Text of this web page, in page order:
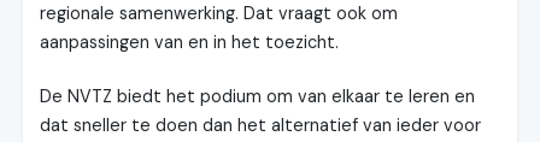
regionale samenwerking. Dat vraagt ook om
aanpassingen van en in het toezicht.
De NVTZ biedt het podium om van elkaar te leren en
dat sneller te doen dan het alternatief van ieder voor